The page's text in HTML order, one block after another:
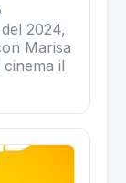
2024,
Marisa
il